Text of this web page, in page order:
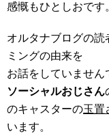
感慨もひとしおです
オルタナブログの読
ミングの由来を
お話をしていません
ソーシャルおじさん
のキャスターの玉置
います。